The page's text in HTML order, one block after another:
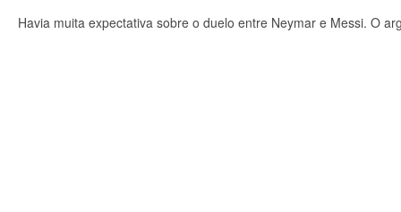
Havia muita expectativa sobre o duelo entre Neymar e Messi. O